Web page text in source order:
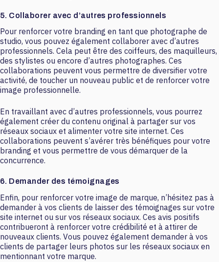
5. Collaborer avec d’autres professionnels
Pour renforcer votre branding en tant que photographe de
studio, vous pouvez également collaborer avec d’autres
professionnels. Cela peut être des coiffeurs, des maquilleurs,
des stylistes ou encore d’autres photographes. Ces
collaborations peuvent vous permettre de diversifier votre
activité, de toucher un nouveau public et de renforcer votre
image professionnelle.
En travaillant avec d’autres professionnels, vous pourrez
également créer du contenu original à partager sur vos
réseaux sociaux et alimenter votre site internet. Ces
collaborations peuvent s’avérer très bénéfiques pour votre
branding et vous permettre de vous démarquer de la
concurrence.
6. Demander des témoignages
Enfin, pour renforcer votre image de marque, n’hésitez pas à
demander à vos clients de laisser des témoignages sur votre
site internet ou sur vos réseaux sociaux. Ces avis positifs
contribueront à renforcer votre crédibilité et à attirer de
nouveaux clients. Vous pouvez également demander à vos
clients de partager leurs photos sur les réseaux sociaux en
mentionnant votre marque.